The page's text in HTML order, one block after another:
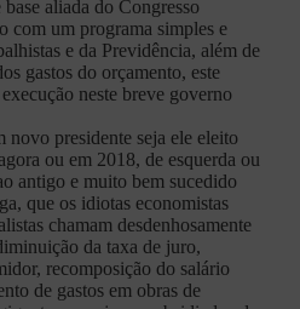
aliada do Congresso
com um programa simples e
e da Previdência, além de
gastos do orçamento, este
neste breve governo
novo presidente seja ele eleito
ou em 2018, de esquerda ou
antigo e muito bem sucedido
que os idiotas economistas
chamam desdenhosamente
da taxa de juro,
recomposição do salário
de gastos em obras de